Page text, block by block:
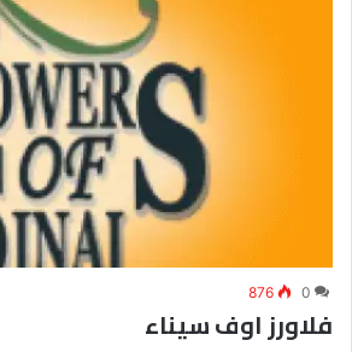
0
876
فلاورز اوف سيناء